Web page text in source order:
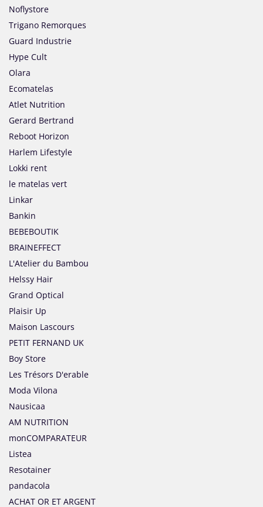
Noflystore
Trigano Remorques
Guard Industrie
Hype Cult
Olara
Ecomatelas
Atlet Nutrition
Gerard Bertrand
Reboot Horizon
Harlem Lifestyle
Lokki rent
le matelas vert
Linkar
Bankin
BEBEBOUTIK
BRAINEFFECT
L'Atelier du Bambou
Helssy Hair
Grand Optical
Plaisir Up
Maison Lascours
PETIT FERNAND UK
Boy Store
Les Trésors D'erable
Moda Vilona
Nausicaa
AM NUTRITION
monCOMPARATEUR
Listea
Resotainer
pandacola
ACHAT OR ET ARGENT